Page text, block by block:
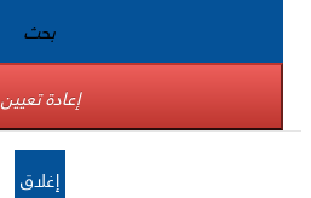
بحث
إعادة تعيين
إغلاق